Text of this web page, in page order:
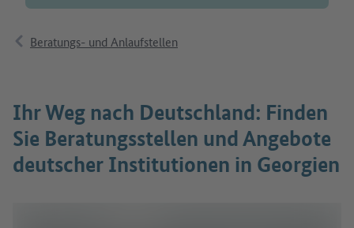
Beratungs- und Anlaufstellen
Ihr Weg nach Deutschland: Finden
Sie Beratungsstellen und Angebote
deutscher Institutionen in Georgien